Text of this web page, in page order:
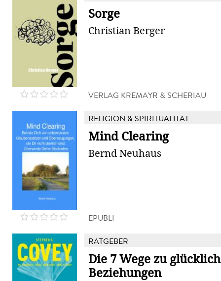
Sorge
Christian Berger
VERLAG KREMAYR & SCHERIAU
RELIGION & SPIRITUALITÄT
Mind Clearing
Bernd Neuhaus
EPUBLI
RATGEBER
Die 7 Wege zu
Beziehungen